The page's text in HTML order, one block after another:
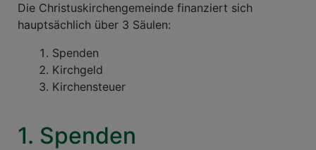
Die Christuskirchengemeinde finanziert sich
hauptsächlich über 3 Säulen:
Spenden
Kirchgeld
Kirchensteuer
1. Spenden